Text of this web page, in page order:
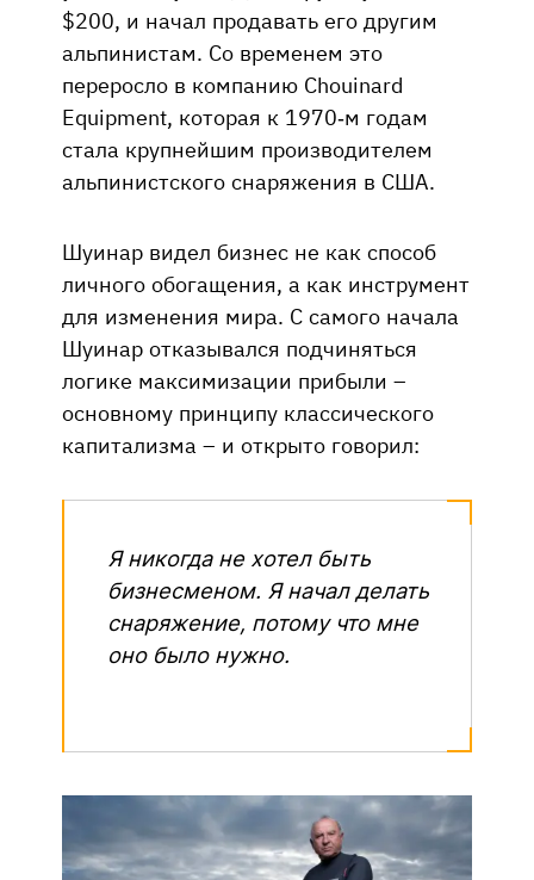
$200, и начал продавать его другим
альпинистам. Со временем это
переросло в компанию Chouinard
Equipment, которая к 1970-м годам
стала крупнейшим производителем
альпинистского снаряжения в США.
Шуинар видел бизнес не как способ
личного обогащения, а как инструмент
для изменения мира. С самого начала
Шуинар отказывался подчиняться
логике максимизации прибыли –
основному принципу классического
капитализма – и открыто говорил:
Я никогда не хотел быть
бизнесменом. Я начал делать
снаряжение, потому что мне
оно было нужно.